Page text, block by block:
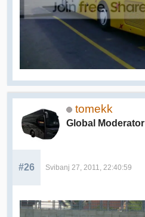
tomekk
Global Moderator
#26 Svibanj 27, 2011, 22:40:59